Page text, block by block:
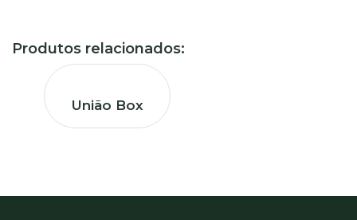
Produtos relacionados:
União Box